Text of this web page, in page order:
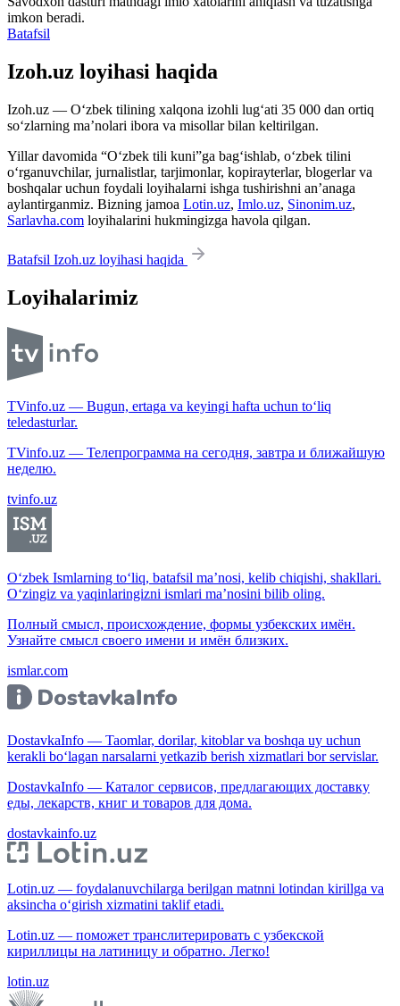
imkon beradi.
Batafsil
Izoh.uz loyihasi haqida
Izoh.uz — O‘zbek tilining xalqona izohli lug‘ati 35 000 dan ortiq
so‘zlarning ma’nolari ibora va misollar bilan keltirilgan.
Yillar davomida “O‘zbek tili kuni”ga bag‘ishlab, o‘zbek tilini
o‘rganuvchilar, jurnalistlar, tarjimonlar, kopirayterlar, blogerlar va
boshqalar uchun foydali loyihalarni ishga tushirishni an’anaga
aylantirganmiz. Bizning jamoa Lotin.uz, Imlo.uz, Sinonim.uz,
Sarlavha.com loyihalarini hukmingizga havola qilgan.
Batafsil Izoh.uz loyihasi haqida
Loyihalarimiz
TVinfo.uz — Bugun, ertaga va keyingi hafta uchun to‘liq
teledasturlar.
TVinfo.uz — Телепрограмма на сегодня, завтра и ближайшую
неделю.
tvinfo.uz
O‘zbek Ismlarning to‘liq, batafsil ma’nosi, kelib chiqishi, shakllari.
O‘zingiz va yaqinlaringizni ismlari ma’nosini bilib oling.
Полный смысл, происхождение, формы узбекских имён.
Узнайте смысл своего имени и имён близких.
ismlar.com
DostavkaInfo — Taomlar, dorilar, kitoblar va boshqa uy uchun
kerakli bo‘lagan narsalarni yetkazib berish xizmatlari bor servislar.
DostavkaInfo — Каталог сервисов, предлагающих доставку
еды, лекарств, книг и товаров для дома.
dostavkainfo.uz
Lotin.uz — foydalanuvchilarga berilgan matnni lotindan kirillga va
aksincha o‘girish xizmatini taklif etadi.
Lotin.uz — поможет транслитерировать с узбекской
кириллицы на латиницу и обратно. Легко!
lotin.uz